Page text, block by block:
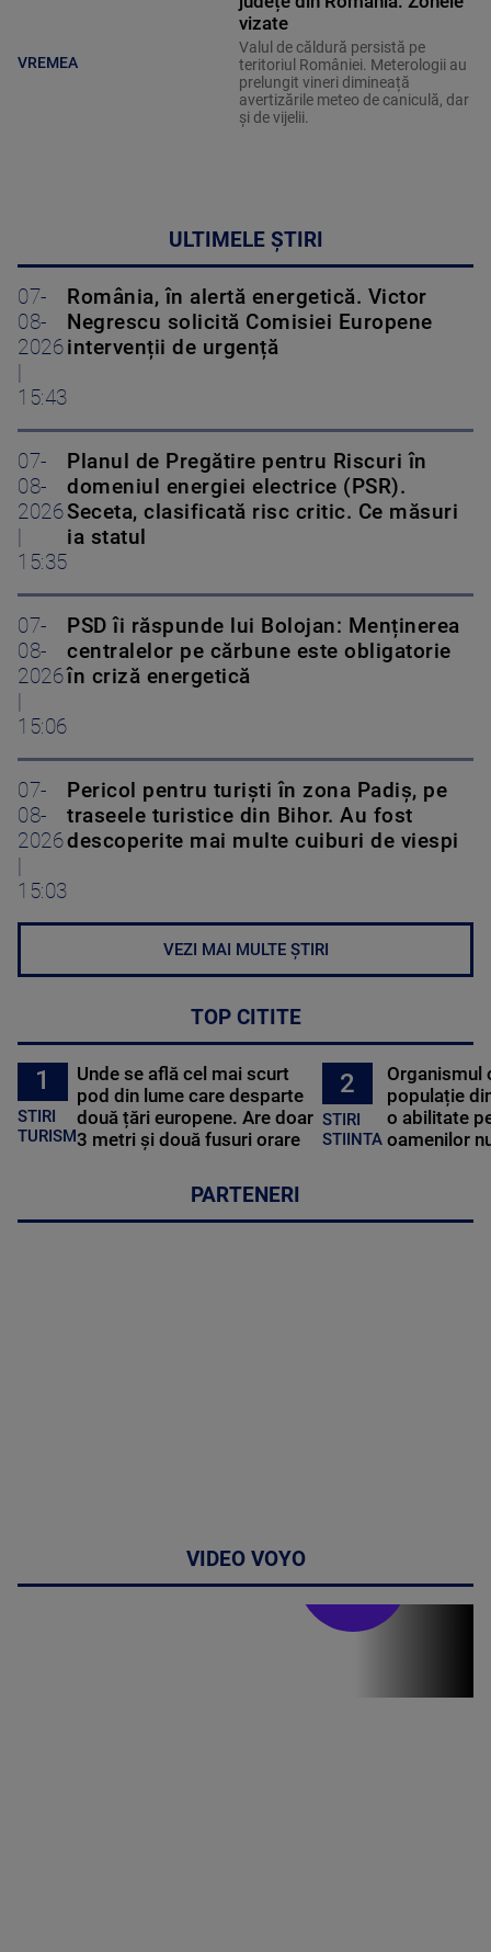
VREMEA
vizate
Valul de căldură persistă pe
teritoriul României. Meterologii au
prelungit vineri dimineață
avertizările meteo de caniculă, dar
și de vijelii.
ULTIMELE ȘTIRI
07-
08-
2026
15:43
România, în alertă energetică. Victor
Negrescu solicită Comisiei Europene
intervenții de urgență
07-
08-
2026
15:35
Planul de Pregătire pentru Riscuri în
domeniul energiei electrice (PSR).
Seceta, clasificată risc critic. Ce măsuri
ia statul
07-
08-
2026
15:06
PSD îi răspunde lui Bolojan: Menținerea
centralelor pe cărbune este obligatorie
în criză energetică
07-
08-
2026
15:03
Pericol pentru turiști în zona Padiș, pe
traseele turistice din Bihor. Au fost
descoperite mai multe cuiburi de viespi
VEZI MAI MULTE ȘTIRI
TOP CITITE
1
STIRI
TURISM
Unde se află cel mai scurt
pod din lume care desparte
două țări europene. Are doar
3 metri și două fusuri orare
2
STIRI
STIINTA
Organismul
populație
o abilitate
oamenilor
PARTENERI
VIDEO VOYO